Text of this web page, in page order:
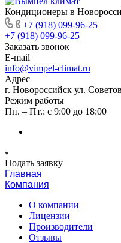
Кондиционеры в
+7 (918) 099-96-25
+7 (918) 099-96-25
Заказать звонок
E-mail
info@vimpel-climat.ru
Адрес
г. Новороссийск ул.
Режим работы
Пн. – Пт.: с 9:00 до 18:00
Подать заявку
Главная
Компания
О компании
Лицензии
Производители
Отзывы